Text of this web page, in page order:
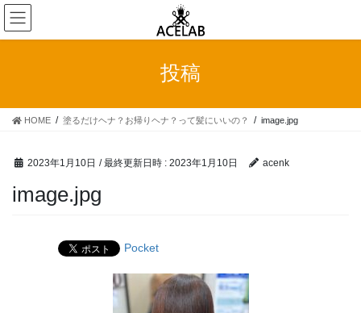
コ
ン
テ
ス
ナ
ビ
ゲ
ン
投稿
HOME 塗るだけヘナ？お帰りヘナ？って髪にいいの？ image.jpg
2023年1月10日 / 最終更新日時 : 2023年1月10日 acenk
image.jpg
Pocket